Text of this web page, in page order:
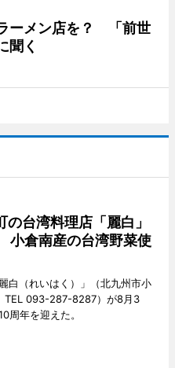
ーメン店を？ 「前世
聞く
の台湾料理店「麗白」
倉南産の台湾野菜使
白（れいはく）」（北九州市小
TEL 093-287-8287）が8月3
周年を迎えた。